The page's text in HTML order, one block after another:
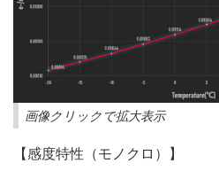
画像クリックで拡大表示
【感度特性（モノクロ）】